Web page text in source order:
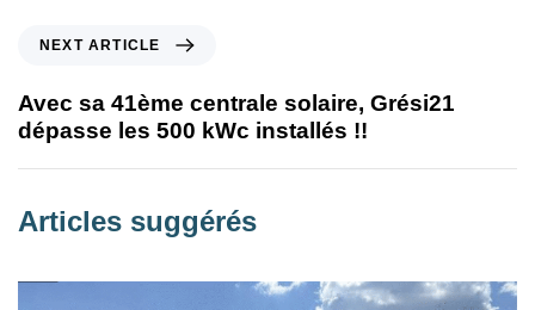
NEXT ARTICLE
Avec sa 41ème centrale solaire, Grési21
dépasse les 500 kWc installés !!
Articles suggérés